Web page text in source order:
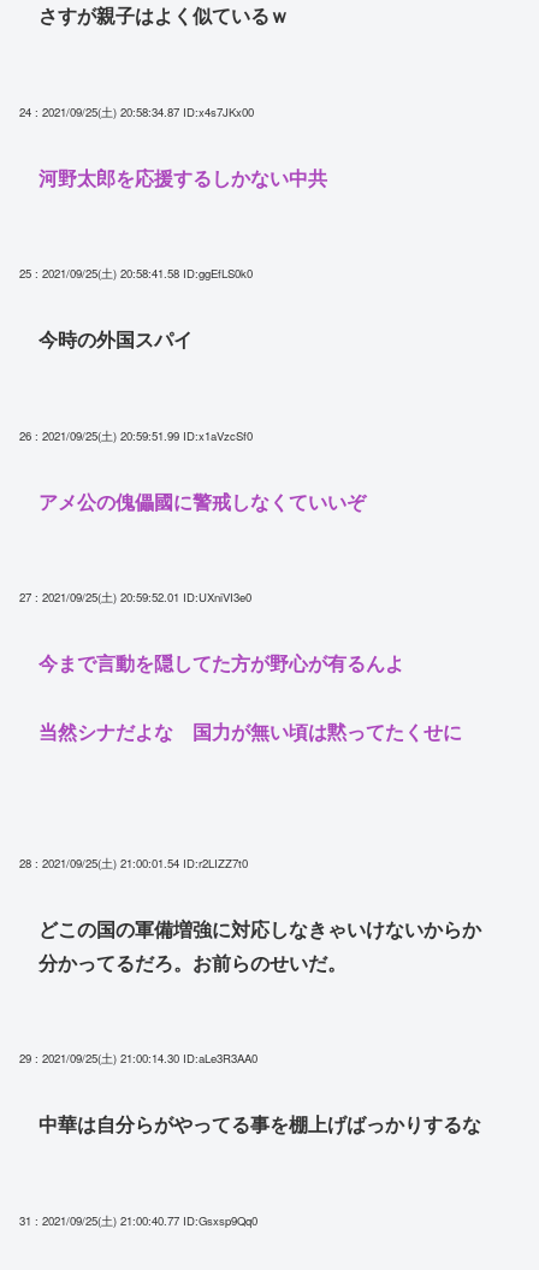
さすが親子はよく似ているｗ
24 : 2021/09/25(土) 20:58:34.87 ID:x4s7JKx00
河野太郎を応援するしかない中共
25 : 2021/09/25(土) 20:58:41.58 ID:ggEfLS0k0
今時の外国スパイ
26 : 2021/09/25(土) 20:59:51.99 ID:x1aVzcSf0
アメ公の傀儡國に警戒しなくていいぞ
27 : 2021/09/25(土) 20:59:52.01 ID:UXniVI3e0
今まで言動を隠してた方が野心が有るんよ
当然シナだよな 国力が無い頃は黙ってたくせに
28 : 2021/09/25(土) 21:00:01.54 ID:r2LIZZ7t0
どこの国の軍備増強に対応しなきゃいけないからか
分かってるだろ。お前らのせいだ。
29 : 2021/09/25(土) 21:00:14.30 ID:aLe3R3AA0
中華は自分らがやってる事を棚上げばっかりするな
31 : 2021/09/25(土) 21:00:40.77 ID:Gsxsp9Qq0